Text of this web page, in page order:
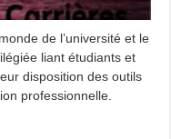
de l’université et le
liant étudiants et
disposition des outils
professionnelle.